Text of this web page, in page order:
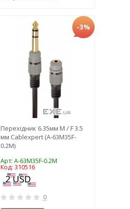
-3%
Перехідник 6.35мм M / F 3.5
мм Cablexpert (A-63M35F-
0.2M)
Арт: A-63M35F-0.2M
Код: 310516
0